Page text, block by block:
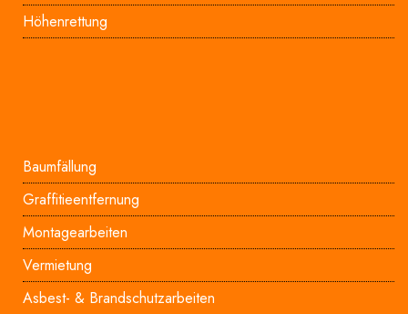
Höhenrettung
Baumfällung
Graffitieentfernung
Montagearbeiten
Vermietung
Asbest- & Brandschutzarbeiten